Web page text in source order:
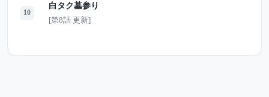
10
白タク墓参り
[第8話 更新]